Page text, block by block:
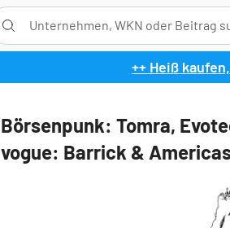
++ Heiß
Börsenpunk: Tomra,
vogue: Barrick &